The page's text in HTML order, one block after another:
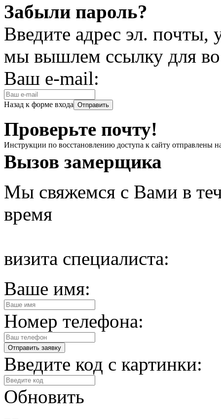
Забыли пароль?
Введите адрес эл. почты,
мы вышлем ссылку для
Ваш e-mail:
Назад к форме входа
Проверьте почту!
Инструкции по восстановлению доступа к сайту отправлены
Вызов замерщика
Мы свяжемся с Вами в
время
визита специалиста:
Ваше имя:
Номер телефона:
Введите код с картинки:
Обновить